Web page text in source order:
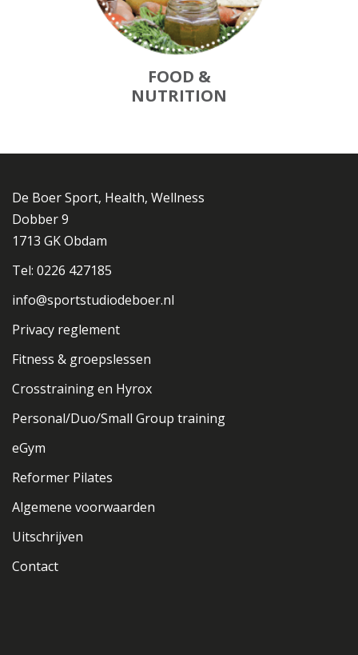
FOOD &
NUTRITION
De Boer Sport, Health, Wellness
Dobber 9
1713 GK Obdam
Tel: 0226 427185
info@sportstudiodeboer.nl
Privacy reglement
Fitness & groepslessen
Crosstraining en Hyrox
Personal/Duo/Small Group training
eGym
Reformer Pilates
Algemene voorwaarden
Uitschrijven
Contact